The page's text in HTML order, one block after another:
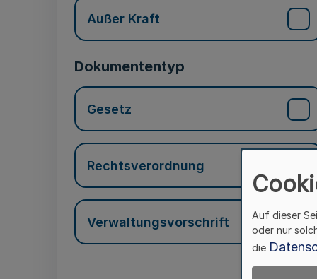
Außer Kraft
Dokumententyp
Gesetz
Rechtsverordnung
Verwaltungsvorschrift
Auf dieser
oder nur
die